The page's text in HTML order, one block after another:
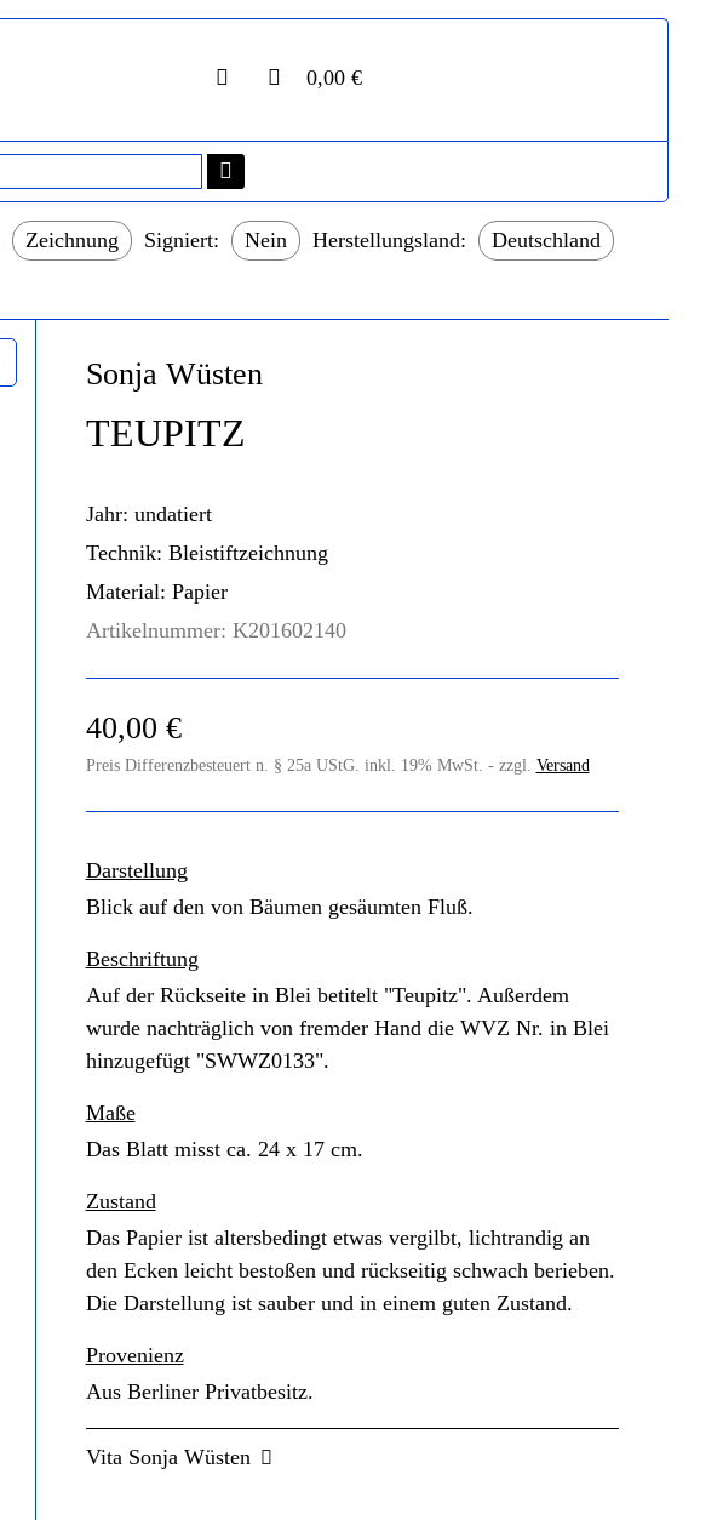
0,00 €
Zeichnung Signiert: Nein Herstellungsland:
Deutschland
Sonja Wüsten
TEUPITZ
Jahr: undatiert
Technik: Bleistiftzeichnung
Material: Papier
Artikelnummer: K201602140
40,00 €
Preis Differenzbesteuert n. § 25a UStG. inkl. 19% MwSt. - zzgl. Versand
Darstellung
Blick auf den von Bäumen gesäumten Fluß.
Beschriftung
Auf der Rückseite in Blei betitelt "Teupitz". Außerdem
wurde nachträglich von fremder Hand die WVZ Nr. in Blei
hinzugefügt "SWWZ0133".
Maße
Das Blatt misst ca. 24 x 17 cm.
Zustand
Das Papier ist altersbedingt etwas vergilbt, lichtrandig an
den Ecken leicht bestoßen und rückseitig schwach berieben.
Die Darstellung ist sauber und in einem guten Zustand.
Provenienz
Aus Berliner Privatbesitz.
Vita Sonja Wüsten